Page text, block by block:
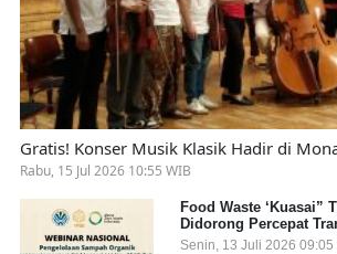
Gratis! Konser Musik Klasik Hadir di
Rabu, 15 Jul 2026 10:55 WIB
Food Waste ‘Kuasai”
Didorong Percepat
Pengelolaan Sampah
Senin, 13 Juli 2026 09:05